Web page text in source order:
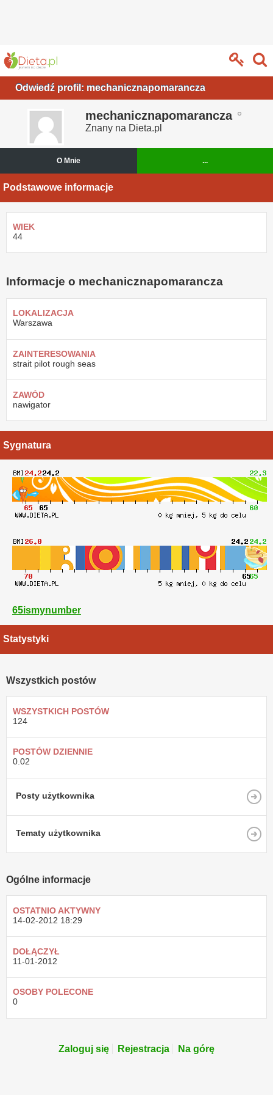
Odwiedź profil: mechanicznapomarancza
mechanicznapomarancza
Znany na Dieta.pl
O Mnie ...
Podstawowe informacje
WIEK
44
Informacje o mechanicznapomarancza
LOKALIZACJA
Warszawa
ZAINTERESOWANIA
strait pilot rough seas
ZAWÓD
nawigator
Sygnatura
65ismynumber
Statystyki
Wszystkich postów
WSZYSTKICH POSTÓW
124
POSTÓW DZIENNIE
0.02
Posty użytkownika
Tematy użytkownika
Ogólne informacje
OSTATNIO AKTYWNY
14-02-2012 18:29
DOŁĄCZYŁ
11-01-2012
OSOBY POLECONE
0
Zaloguj się Rejestracja Na górę